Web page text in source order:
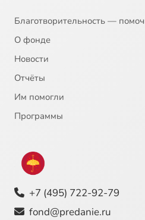
Благотворительность —
О фонде
Новости
Отчёты
Им помогли
Программы
+7 (495) 722-92-79
fond@predanie.ru